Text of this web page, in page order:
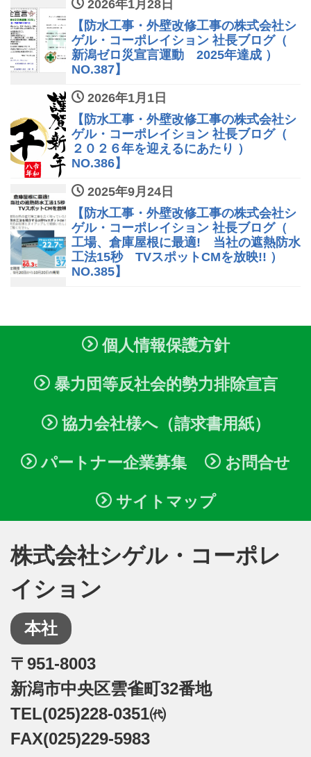
2026年1月28日
【防水工事・外壁改修工事の株式会社シ
ゲル・コーポレイション 社長ブログ（
新潟ゼロ災宣言運動 2025年達成 ）
NO.387】
2026年1月1日
【防水工事・外壁改修工事の株式会社シ
ゲル・コーポレイション 社長ブログ（
２０２６年を迎えるにあたり ）
NO.386】
2025年9月24日
【防水工事・外壁改修工事の株式会社シ
ゲル・コーポレイション 社長ブログ（
工場、倉庫屋根に最適! 当社の遮熱防水
工法15秒 TVスポットCMを放映!! ）
NO.385】
個人情報保護方針
暴力団等反社会的勢力排除宣言
協力会社様へ（請求書用紙）
パートナー企業募集 お問合せ
サイトマップ
株式会社シゲル・コーポレ
イション
本社
〒951-8003
新潟市中央区雲雀町32番地
TEL(025)228-0351㈹
FAX(025)229-5983